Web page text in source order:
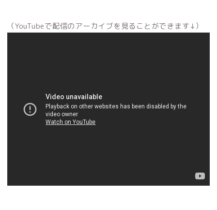
（YouTubeで配信のアーカイブを見ることができます↓）